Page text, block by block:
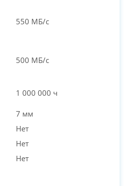
550 МБ/с
500 МБ/с
1 000 000 ч
7 мм
Нет
Нет
Нет